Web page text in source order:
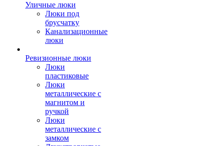
Уличные люки
Люки под
брусчатку
Канализационные
люки
Ревизионные люки
Люки
пластиковые
Люки
металлические с
магнитом и
ручкой
Люки
металлические с
замком